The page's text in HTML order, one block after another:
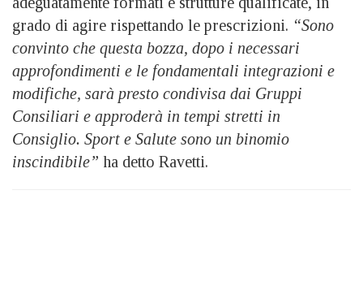
grado di agire rispettando le prescrizioni. “Sono
convinto che questa bozza, dopo i necessari
approfondimenti e le fondamentali integrazioni e
modifiche, sarà presto condivisa dai Gruppi
Consiliari e approderà in tempi stretti in
Consiglio. Sport e Salute sono un binomio
inscindibile” ha detto Ravetti.